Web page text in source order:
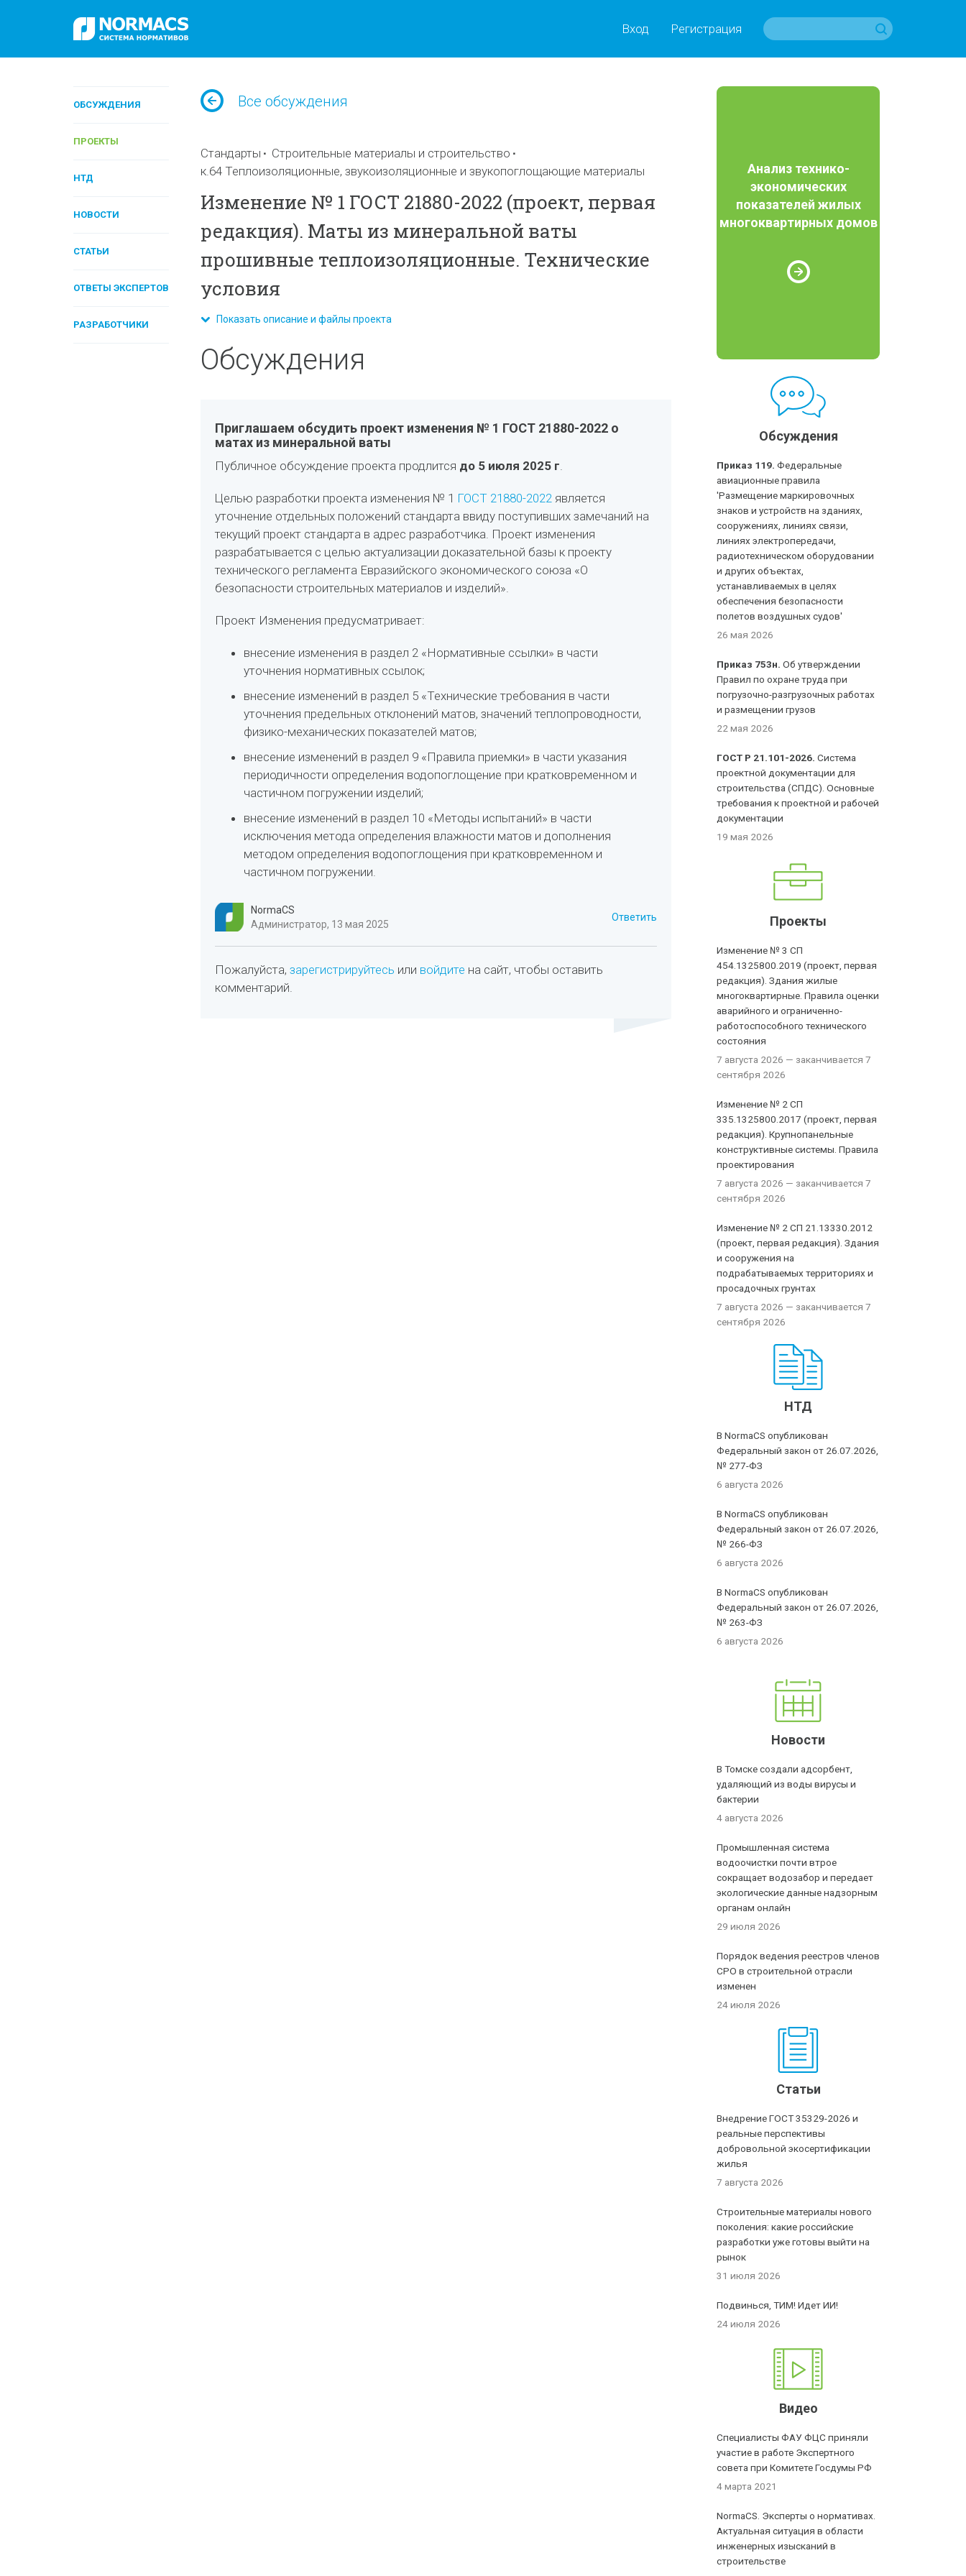
Вход Регистрация
ОБСУЖДЕНИЯ
ПРОЕКТЫ
НТД
НОВОСТИ
СТАТЬИ
ОТВЕТЫ ЭКСПЕРТОВ
РАЗРАБОТЧИКИ
Все обсуждения
Стандарты
Строительные материалы и строительство
к.64 Теплоизоляционные, звукоизоляционные и звукопоглощающие материалы
Изменение № 1 ГОСТ 21880-2022 (проект, первая
редакция). Маты из минеральной ваты
прошивные теплоизоляционные. Технические
условия
Показать описание и файлы проекта
Обсуждения
Приглашаем обсудить проект изменения № 1 ГОСТ 21880-2022 о
матах из минеральной ваты
Публичное обсуждение проекта продлится до 5 июля 2025 г.
Целью разработки проекта изменения № 1 ГОСТ 21880-2022является
уточнение отдельных положений стандарта ввиду поступивших замечаний на
текущий проект стандарта в адрес разработчика. Проект изменения
разрабатывается с целью актуализации доказательной базы к проекту
технического регламента Евразийского экономического союза «О
безопасности строительных материалов и изделий».
Проект Изменения предусматривает:
внесение изменения в раздел 2 «Нормативные ссылки» в части
уточнения нормативных ссылок;
внесение изменений в раздел 5 «Технические требования в части
уточнения предельных отклонений матов, значений теплопроводности,
физико-механических показателей матов;
внесение изменений в раздел 9 «Правила приемки» в части указания
периодичности определения водопоглощение при кратковременном и
частичном погружении изделий;
внесение изменений в раздел 10 «Методы испытаний» в части
исключения метода определения влажности матов и дополнения
методом определения водопоглощения при кратковременном и
частичном погружении.
NormaCS
Администратор, 13 мая 2025
Ответить
Пожалуйста, зарегистрируйтесь или войдите на сайт, чтобы оставить
комментарий.
Анализ технико-
экономических
показателей жилых
многоквартирных домов
Обсуждения
Приказ 119. Федеральные
авиационные правила
'Размещение маркировочных
знаков и устройств на зданиях,
сооружениях, линиях связи,
линиях электропередачи,
радиотехническом оборудовании
и других объектах,
устанавливаемых в целях
обеспечения безопасности
полетов воздушных судов'
26 мая 2026
Приказ 753н. Об утверждении
Правил по охране труда при
погрузочно-разгрузочных работах
и размещении грузов
22 мая 2026
ГОСТ Р 21.101-2026. Система
проектной документации для
строительства (СПДС). Основные
требования к проектной и рабочей
документации
19 мая 2026
Проекты
Изменение № 3 СП
454.1325800.2019 (проект, первая
редакция). Здания жилые
многоквартирные. Правила оценки
аварийного и ограниченно-
работоспособного технического
состояния
7 августа 2026 — заканчивается 7
сентября 2026
Изменение № 2 СП
335.1325800.2017 (проект, первая
редакция). Крупнопанельные
конструктивные системы. Правила
проектирования
7 августа 2026 — заканчивается 7
сентября 2026
Изменение № 2 СП 21.13330.2012
(проект, первая редакция). Здания
и сооружения на
подрабатываемых территориях и
просадочных грунтах
7 августа 2026 — заканчивается 7
сентября 2026
НТД
В NormaCS опубликован
Федеральный закон от 26.07.2026,
№ 277-ФЗ
6 августа 2026
В NormaCS опубликован
Федеральный закон от 26.07.2026,
№ 266-ФЗ
6 августа 2026
В NormaCS опубликован
Федеральный закон от 26.07.2026,
№ 263-ФЗ
6 августа 2026
Новости
В Томске создали адсорбент,
удаляющий из воды вирусы и
бактерии
4 августа 2026
Промышленная система
водоочистки почти втрое
сокращает водозабор и передает
экологические данные надзорным
органам онлайн
29 июля 2026
Порядок ведения реестров членов
СРО в строительной отрасли
изменен
24 июля 2026
Статьи
Внедрение ГОСТ 35329-2026 и
реальные перспективы
добровольной экосертификации
жилья
7 августа 2026
Строительные материалы нового
поколения: какие российские
разработки уже готовы выйти на
рынок
31 июля 2026
Подвинься, ТИМ! Идет ИИ!
24 июля 2026
Видео
Специалисты ФАУ ФЦС приняли
участие в работе Экспертного
совета при Комитете Госдумы РФ
4 марта 2021
NormaCS. Эксперты о нормативах.
Актуальная ситуация в области
инженерных изысканий в
строительстве